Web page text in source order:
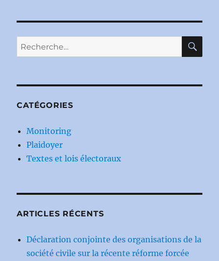
Recherche
pour :
CATÉGORIES
Monitoring
Plaidoyer
Textes et lois électoraux
ARTICLES RÉCENTS
Déclaration conjointe des organisations de la
société civile sur la récente réforme forcée